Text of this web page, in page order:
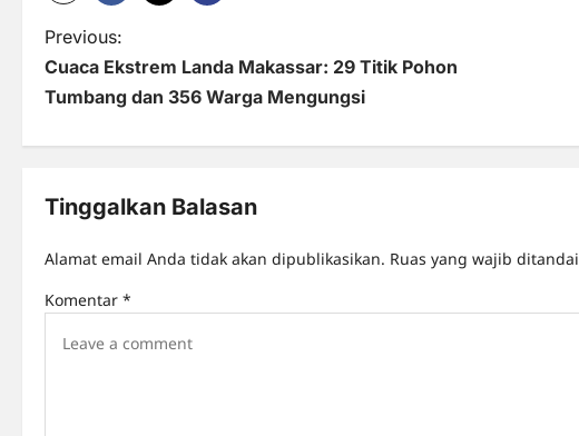
P
o
n
i
Previous:
Cuaca Ekstrem Landa Makassar: 29 Titik Pohon
Tumbang dan 356 Warga Mengungsi
Tinggalkan Balasan
Alamat email Anda tidak akan dipublikasikan. Ruas yang wajib ditandai
Komentar *